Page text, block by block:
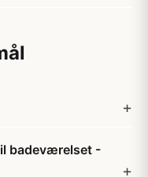
badeværelset -